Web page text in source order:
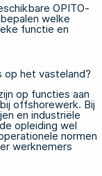
OPITO-
welke
functie en
op het vasteland?
op functies aan
offshorewerk. Bij
en industriële
opleiding wel
normen
werknemers